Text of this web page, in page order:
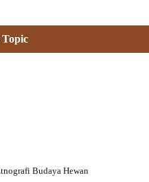
Budaya Hewan